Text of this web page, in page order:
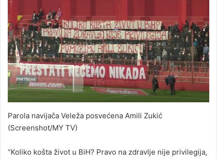
Parola navijača Veleža posvećena Amili Zukić
(Screenshot/MY TV)
“Koliko košta život u BiH? Pravo na zdravlje nije privilegija,